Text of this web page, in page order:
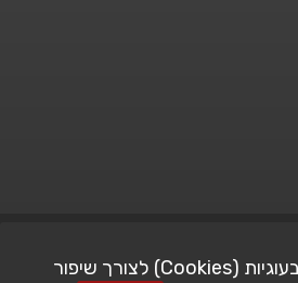
אתר זה משתמש בעוגיות (Cookies) לצורך שיפור